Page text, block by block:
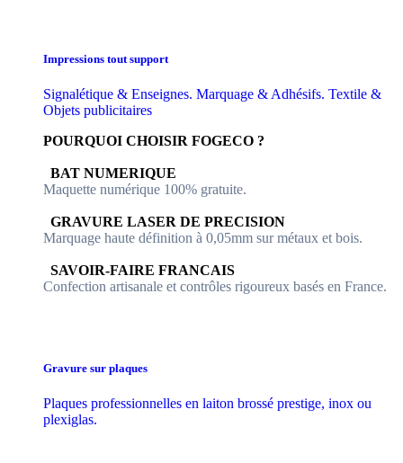
Impressions tout support
Signalétique & Enseignes. Marquage & Adhésifs. Textile &
Objets publicitaires
POURQUOI CHOISIR FOGECO ?
​​ BAT NUMERIQUE
Maquette numérique 100% ​gratuite.
​GRAVURE LASER DE PRECISION
Marquage haute définition à 0,05mm sur métaux et bois.
​SAVOIR-FAIRE FRANCAIS
Confection artisanale et contrôles ​rigoureux basés en France.
Gravure sur plaques
Plaques professionnelles en laiton brossé prestige, inox ou
plexiglas.